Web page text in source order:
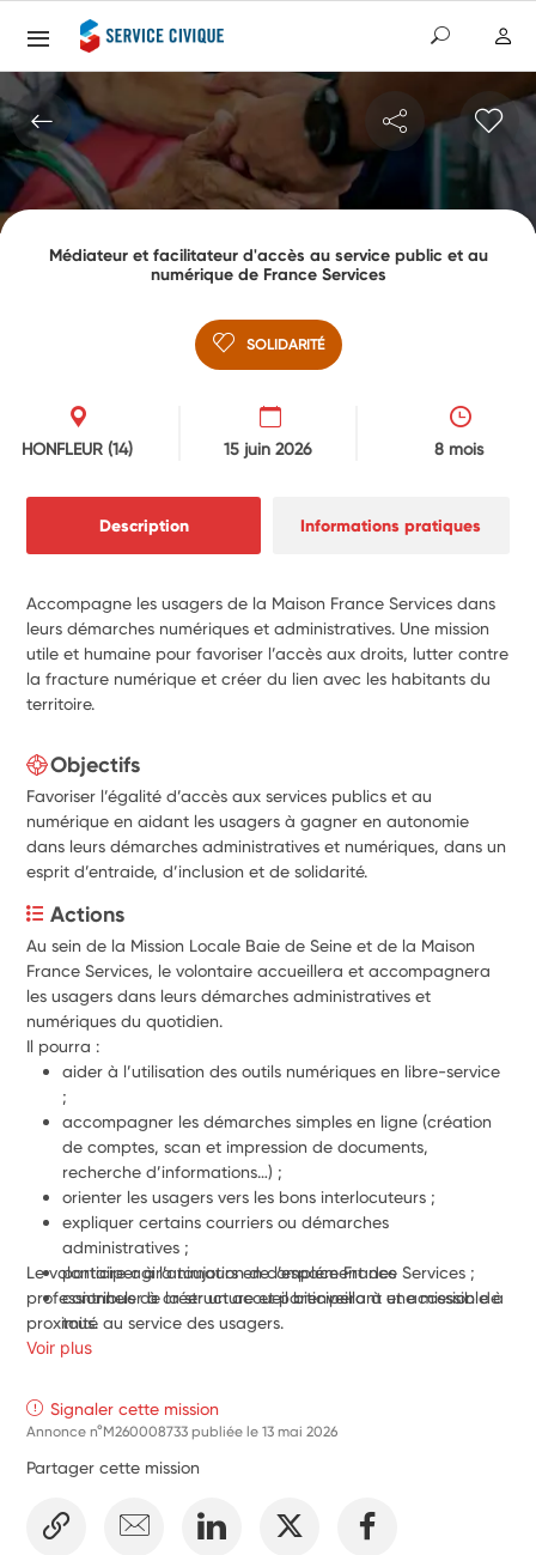
Médiateur et facilitateur d'accès au service public et au
numérique de France Services
SOLIDARITÉ
HONFLEUR(14) 15 juin 2026 8 mois
Description Informations pratiques
Accompagne les usagers de la Maison France Services dans
leurs démarches numériques et administratives. Une mission
utile et humaine pour favoriser l’accès aux droits, lutter contre
la fracture numérique et créer du lien avec les habitants du
territoire.
Objectifs
Favoriser l’égalité d’accès aux services publics et au
numérique en aidant les usagers à gagner en autonomie
dans leurs démarches administratives et numériques, dans un
esprit d’entraide, d’inclusion et de solidarité.
Actions
Au sein de la Mission Locale Baie de Seine et de la Maison
France Services, le volontaire accueillera et accompagnera
les usagers dans leurs démarches administratives et
numériques du quotidien.
Il pourra :
aider à l’utilisation des outils numériques en libre-service
;
accompagner les démarches simples en ligne (création
de comptes, scan et impression de documents,
recherche d’informations…) ;
orienter les usagers vers les bons interlocuteurs ;
expliquer certains courriers ou démarches
administratives ;
participer à l’animation de l’espace France Services ;
contribuer à créer un accueil bienveillant et accessible à
tous.
Le volontaire agira toujours en complément des
professionnels de la structure et participera à une mission de
proximité au service des usagers.
Voir plus
Signaler cette mission
Annonce n°M260008733 publiée le13 mai 2026
Partager cette mission